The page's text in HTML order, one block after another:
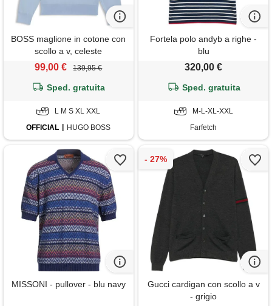
BOSS maglione in cotone con
scollo a v, celeste
99,00 € 139,95 €
Sped. gratuita
L M S XL XXL
OFFICIAL
HUGO BOSS
Fortela polo andyb a righe -
blu
320,00 €
Sped. gratuita
M-L-XL-XXL
Farfetch
MISSONI - pullover - blu navy
Gucci cardigan con scollo a v
- grigio